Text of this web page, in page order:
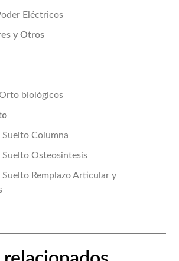
Eléctricos
y Otros
biológicos
Suelto Columna
Suelto Osteosintesis
Remplazo Articular y